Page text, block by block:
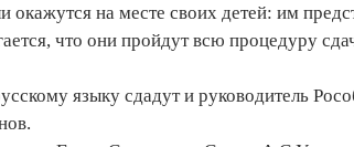
окажутся на месте своих детей: им
что они пройдут всю процедуру
языку сдадут и руководитель